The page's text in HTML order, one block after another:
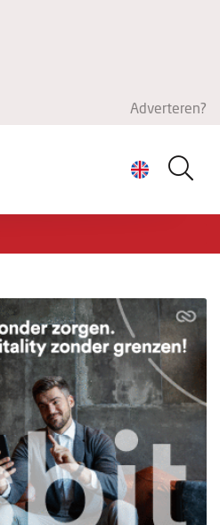
Adverteren?